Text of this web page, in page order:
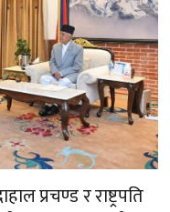
प्रचण्ड र राष्ट्रपति